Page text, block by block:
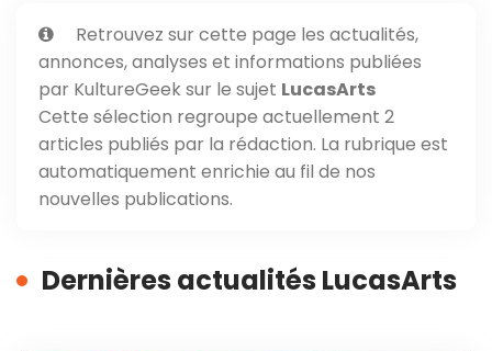
Retrouvez sur cette page les actualités,
annonces, analyses et informations publiées
par KultureGeek sur le sujet LucasArts
Cette sélection regroupe actuellement 2
articles publiés par la rédaction. La rubrique est
automatiquement enrichie au fil de nos
nouvelles publications.
Dernières actualités LucasArts